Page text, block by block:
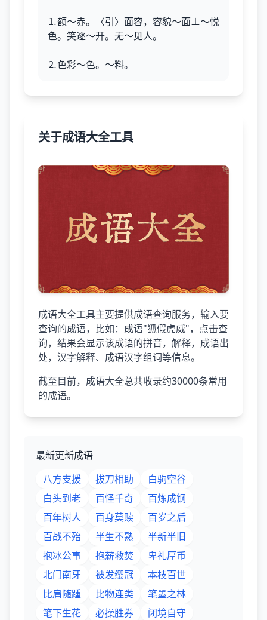
⒈额～赤。〈引〉面容，容貌～面⊥～悦
色。笑逐～开。无～见人。
⒉色彩～色。～料。
关于成语大全工具
成语大全工具主要提供成语查询服务，输入要
查询的成语，比如：成语"狐假虎威"，点击查
询，结果会显示该成语的拼音，解释，成语出
处，汉字解释、成语汉字组词等信息。
截至目前，成语大全总共收录约30000条常用
的成语。
最新更新成语
八方支援
拔刀相助
白驹空谷
白头到老
百怪千奇
百炼成钢
百年树人
百身莫赎
百岁之后
百战不殆
半生不熟
半新半旧
抱冰公事
抱薪救焚
卑礼厚币
北门南牙
被发缨冠
本枝百世
比肩随踵
比物连类
笔墨之林
笔下生花
必操胜券 闭境自守